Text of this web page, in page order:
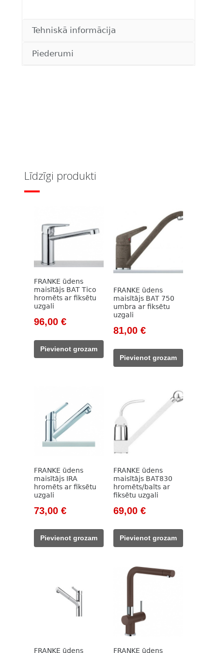
Tehniskā informācija
Piederumi
Līdzīgi produkti
FRANKE ūdens
maisītājs BAT Tico
hromēts ar fiksētu
uzgali
Original
was:
128,00 €.
96,00 €Current
96,00 €.
Pievienot grozam
FRANKE ūdens
maisītājs BAT 750
umbra ar fiksētu
uzgali
Original
was:
108,00 €.
81,00 €Current
Pievienot grozam
FRANKE ūdens
maisītājs IRA
hromēts ar fiksētu
uzgali
Original
was:
97,00 €.
73,00 €Current
Pievienot grozam
FRANKE ūdens
maisītājs BAT830
hromēts/balts ar
fiksētu uzgali
Original
was:
93,00 €.
69,00 €Current
Pievienot grozam
FRANKE ūdens FRANKE ūdens